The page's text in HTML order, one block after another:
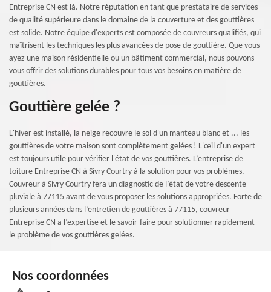
Entreprise CN est là. Notre réputation en tant que prestataire de services
de qualité supérieure dans le domaine de la couverture et des gouttières
est solide. Notre équipe d'experts est composée de couvreurs qualifiés, qui
maîtrisent les techniques les plus avancées de pose de gouttière. Que vous
ayez une maison résidentielle ou un bâtiment commercial, nous pouvons
vous offrir des solutions durables pour tous vos besoins en matière de
gouttières.
Gouttière gelée ?
L'hiver est installé, la neige recouvre le sol d'un manteau blanc et ... les
gouttières de votre maison sont complètement gelées ! L'œil d'un expert
est toujours utile pour vérifier l'état de vos gouttières. L’entreprise de
toiture Entreprise CN à Sivry Courtry à la solution pour vos problèmes.
Couvreur à Sivry Courtry fera un diagnostic de l’état de votre descente
pluviale à 77115 avant de vous proposer les solutions appropriées. Forte de
plusieurs années dans l’entretien de gouttières à 77115, couvreur
Entreprise CN a l’expertise et le savoir-faire pour solutionner rapidement
le problème de vos gouttières gelées.
Nos coordonnées